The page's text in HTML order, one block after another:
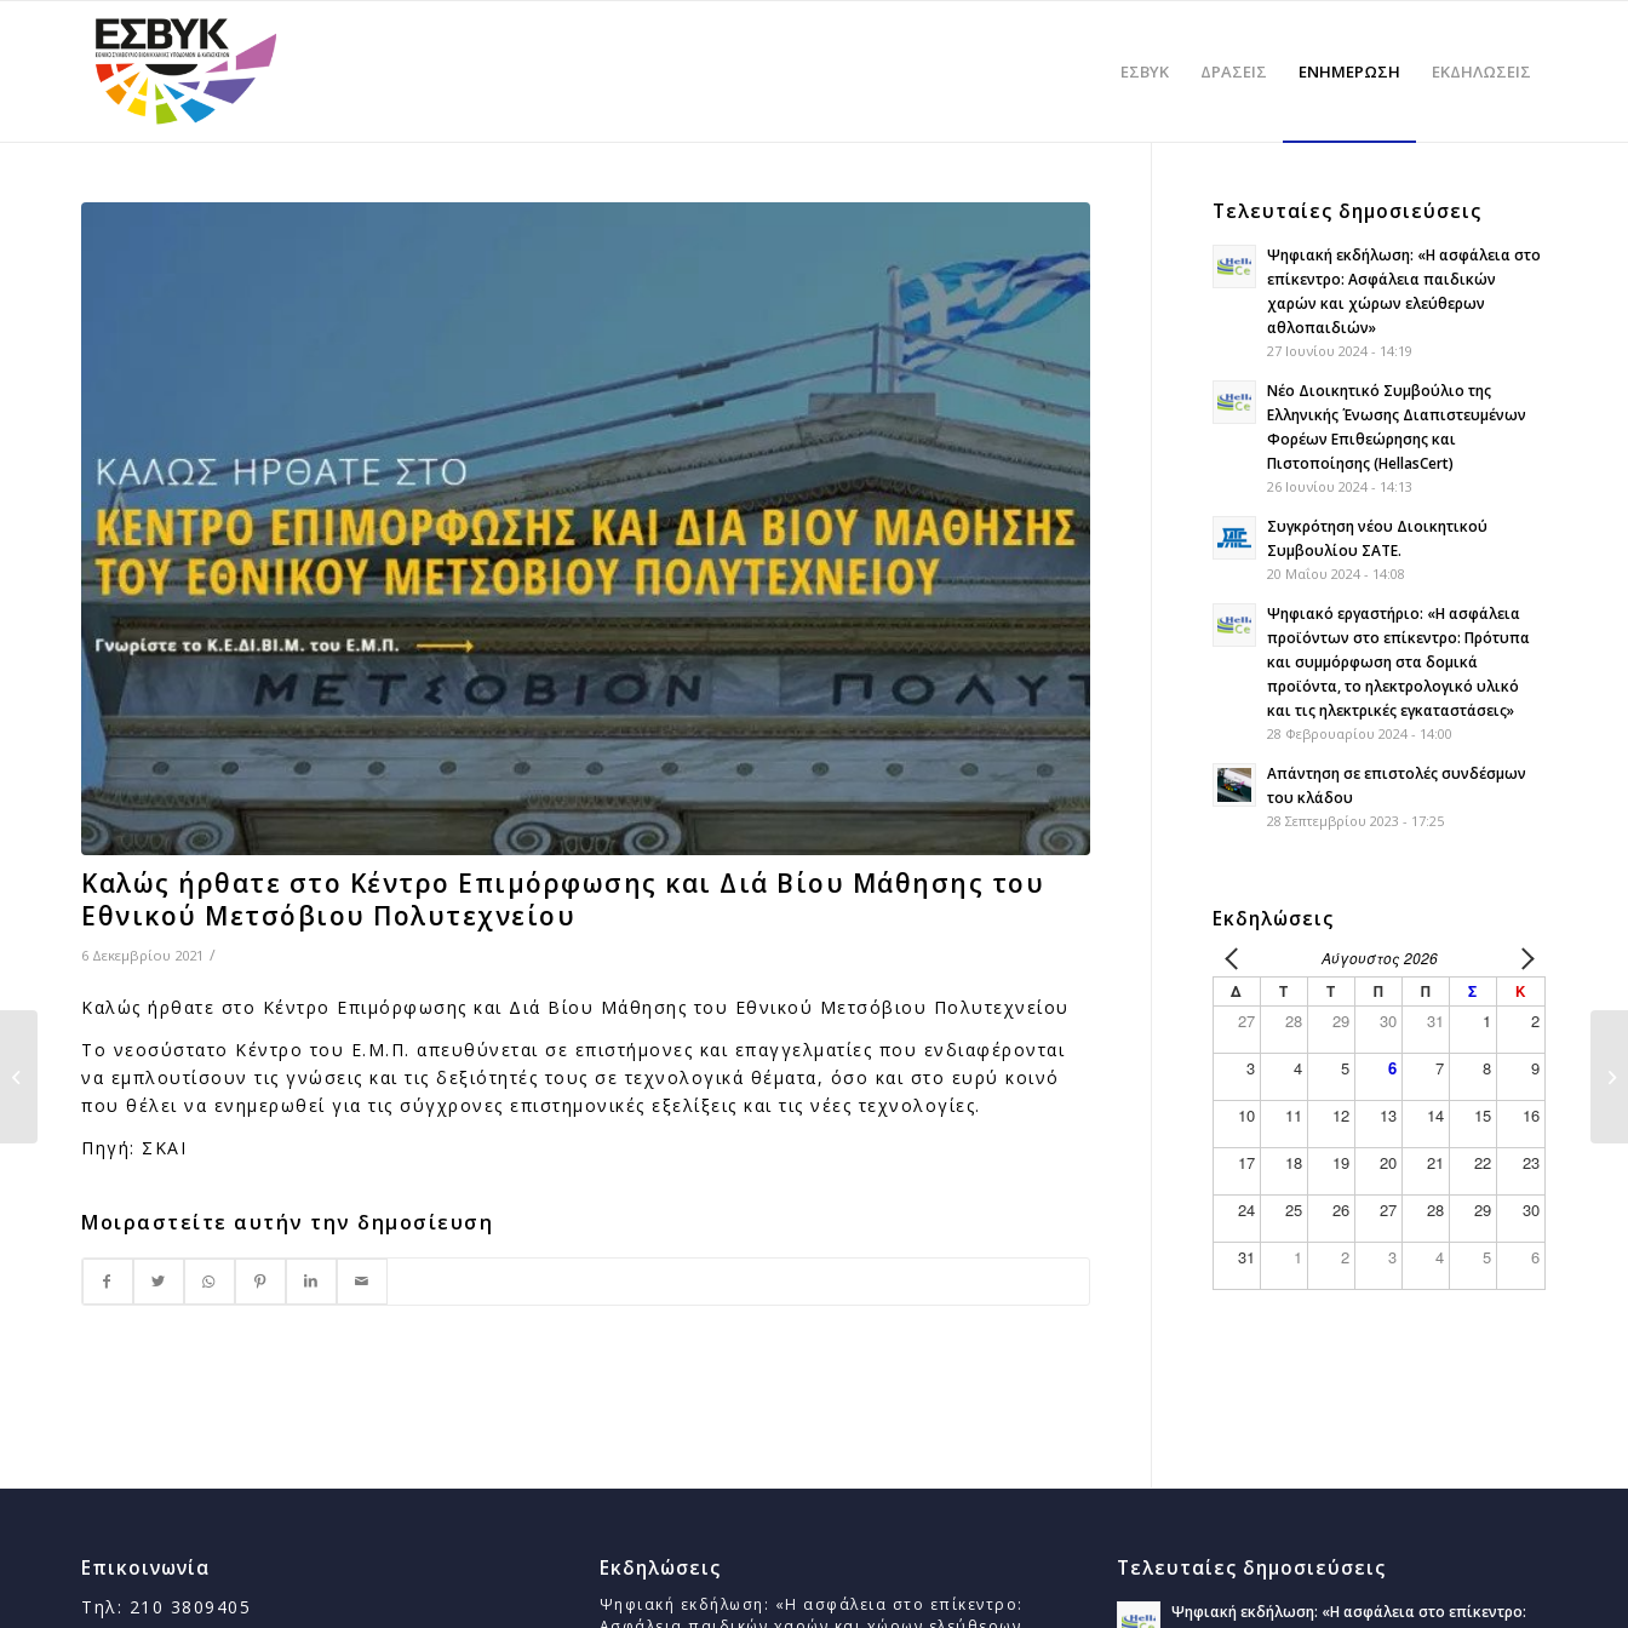
ΕΣΒΥΚ ΔΡΑΣΕΙΣ ΕΝΗΜΕΡΩΣΗ ΕΚΔΗΛΩΣΕΙΣ
Καλώς ήρθατε στο Κέντρο Επιμόρφωσης και Διά Βίου Μάθησης του
Εθνικού Μετσόβιου Πολυτεχνείου
6 Δεκεμβρίου 2021 /
Καλώς ήρθατε στο Κέντρο Επιμόρφωσης και Διά Βίου Μάθησης του Εθνικού Μετσόβιου Πολυτεχνείου
Το νεοσύστατο Κέντρο του Ε.Μ.Π. απευθύνεται σε επιστήμονες και επαγγελματίες που ενδιαφέρονται
να εμπλουτίσουν τις γνώσεις και τις δεξιότητές τους σε τεχνολογικά θέματα, όσο και στο ευρύ κοινό
που θέλει να ενημερωθεί για τις σύγχρονες επιστημονικές εξελίξεις και τις νέες τεχνολογίες.
Πηγή: ΣΚΑΙ
Μοιραστείτε αυτήν την δημοσίευση
Τελευταίες δημοσιεύσεις
Ψηφιακή εκδήλωση: «Η ασφάλεια στο
επίκεντρο: Ασφάλεια παιδικών
χαρών και χώρων ελεύθερων
αθλοπαιδιών»
27 Ιουνίου 2024 - 14:19
Νέο Διοικητικό Συμβούλιο της
Ελληνικής Ένωσης Διαπιστευμένων
Φορέων Επιθεώρησης και
Πιστοποίησης (HellasCert)
26 Ιουνίου 2024 - 14:13
Συγκρότηση νέου Διοικητικού
Συμβουλίου ΣΑΤΕ.
20 Μαΐου 2024 - 14:08
Ψηφιακό εργαστήριο: «Η ασφάλεια
προϊόντων στο επίκεντρο: Πρότυπα
και συμμόρφωση στα δομικά
προϊόντα, το ηλεκτρολογικό υλικό
και τις ηλεκτρικές εγκαταστάσεις»
28 Φεβρουαρίου 2024 - 14:00
Απάντηση σε επιστολές συνδέσμων
του κλάδου
28 Σεπτεμβρίου 2023 - 17:25
Εκδηλώσεις
Αύγουστος 2026
Δ
Τ Τ Π Π Σ Κ
27 28 29 30 31 1 2
3 4 5 6 7 8 9
10 11 12 13 14 15 16
17 18 19 20 21 22 23
24 25 26 27 28 29 30
31 1 2 3 4 5 6
Επικοινωνία
Τηλ: 210 3809405
Εκδηλώσεις
Ψηφιακή εκδήλωση: «Η ασφάλεια στο επίκεντρο:
Τελευταίες δημοσιεύσεις
Ψηφιακή εκδήλωση: «Η ασφάλεια στο επίκεντρο:
Νέο ΔΣ στον ΣΑΤΕ για
την τριετία 2021-2024